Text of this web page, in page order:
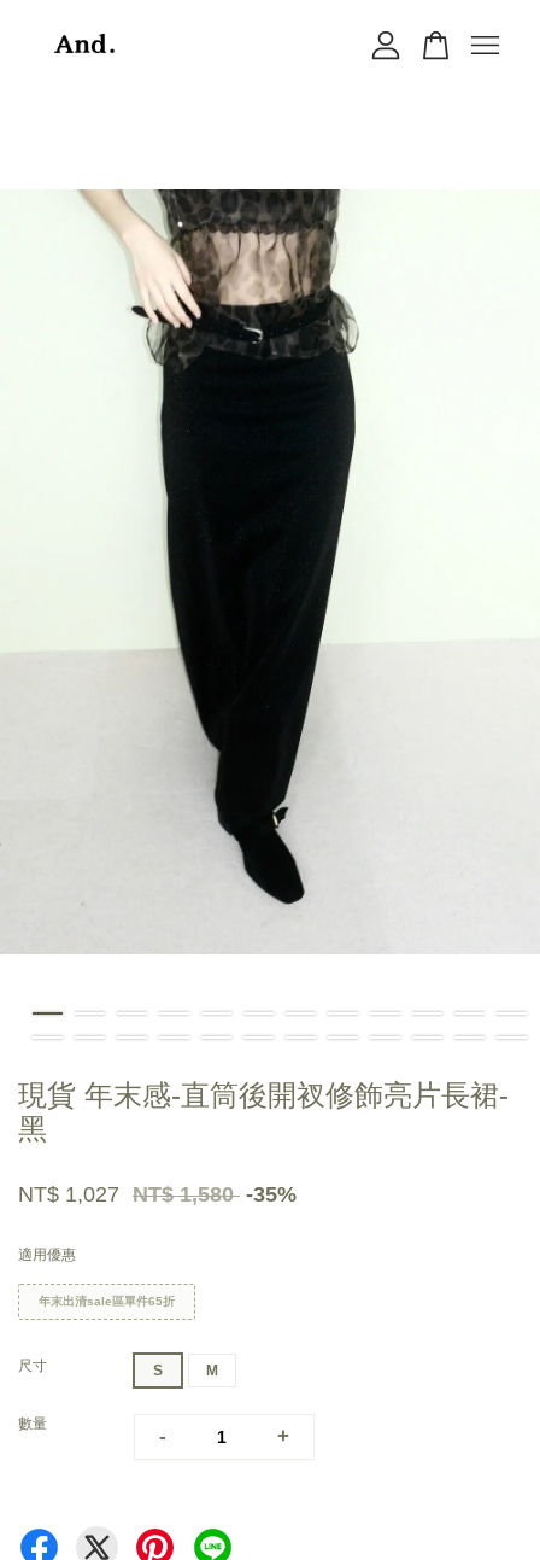
現貨 年末感-直筒後開衩修飾亮片長裙-
黑
NT$ 1,027 NT$ 1,580 -35%
適用優惠
年末出清sale區單件65折
尺寸 S M
數量
- +
繼續購物